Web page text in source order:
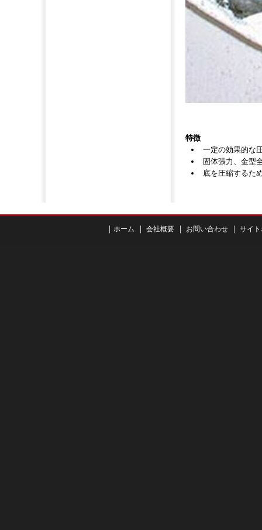
特徴
一定の効果的な
固体張力、金型
底を圧縮するた
｜ ホーム ｜ 会社概要 ｜ お問い合わせ ｜ サイ